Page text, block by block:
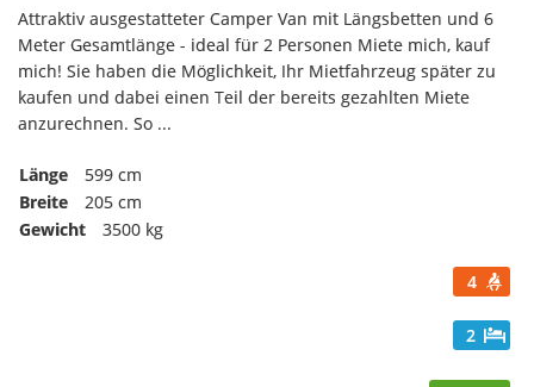
Attraktiv ausgestatteter Camper Van mit Längsbetten und 6
Meter Gesamtlänge - ideal für 2 Personen Miete mich, kauf
mich! Sie haben die Möglichkeit, Ihr Mietfahrzeug später zu
kaufen und dabei einen Teil der bereits gezahlten Miete
anzurechnen. So ...
Länge
599 cm
Breite
205 cm
Gewicht
3500 kg
4
2